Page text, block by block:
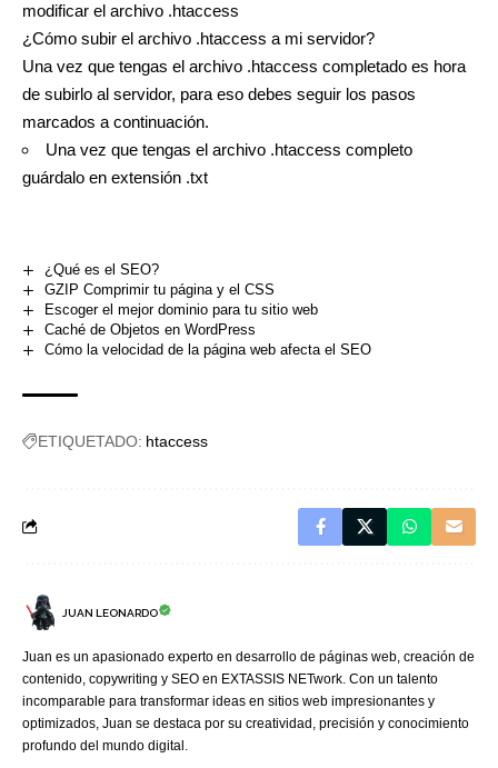
modificar el archivo .htaccess
¿Cómo subir el archivo .htaccess a mi servidor?
Una vez que tengas el archivo .htaccess completado es hora
de subirlo al servidor, para eso debes seguir los pasos
marcados a continuación.
Una vez que tengas el archivo .htaccess completo
guárdalo en extensión .txt
¿Qué es el SEO?
GZIP Comprimir tu página y el CSS
Escoger el mejor dominio para tu sitio web
Caché de Objetos en WordPress
Cómo la velocidad de la página web afecta el SEO
ETIQUETADO: htaccess
JUAN LEONARDO
Juan es un apasionado experto en desarrollo de páginas web, creación de
contenido, copywriting y SEO en EXTASSIS NETwork. Con un talento
incomparable para transformar ideas en sitios web impresionantes y
optimizados, Juan se destaca por su creatividad, precisión y conocimiento
profundo del mundo digital.